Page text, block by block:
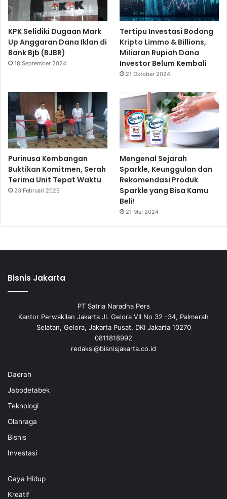
KPK Selidiki Dugaan Mark
Up Anggaran Dana Iklan di
Bank Bjb (BJBR)
18 September 2024
Tertipu Investasi Bodong
Kripto Limmo & Billions,
Miliaran Rupiah Dana
Investor Belum Kembali
21 Oktober 2024
Purinusa Kembangan
Buktikan Komitmen, Serah
Terima Unit Tepat Waktu
23 Februari 2025
Mengenal Sejarah
Sparkle, Keunggulan dan
Rekomendasi Produk
Sparkle yang Bisa Kamu
Beli!
21 Mei 2024
Bisnis Jakarta
PT Satria Naradha Pers
Kantor Perwakilan Jakarta Jl. Gelora VII No 32 -34, Palmerah
Selatan, Gelora, Jakarta Pusat, DKI Jakarta 10270
0811818992
redaksi@bisnisjakarta.co.id
Daerah
Jabodetabek
Teknologi
Olahraga
Bisnis
Investasi
Gaya Hidup
Kreatif